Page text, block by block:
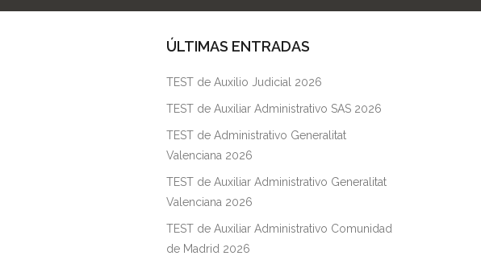
ÚLTIMAS ENTRADAS
TEST de Auxilio Judicial 2026
TEST de Auxiliar Administrativo SAS 2026
TEST de Administrativo Generalitat
Valenciana 2026
TEST de Auxiliar Administrativo Generalitat
Valenciana 2026
TEST de Auxiliar Administrativo Comunidad
de Madrid 2026